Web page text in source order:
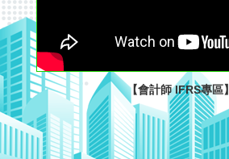
【會計師 IFRS專區】